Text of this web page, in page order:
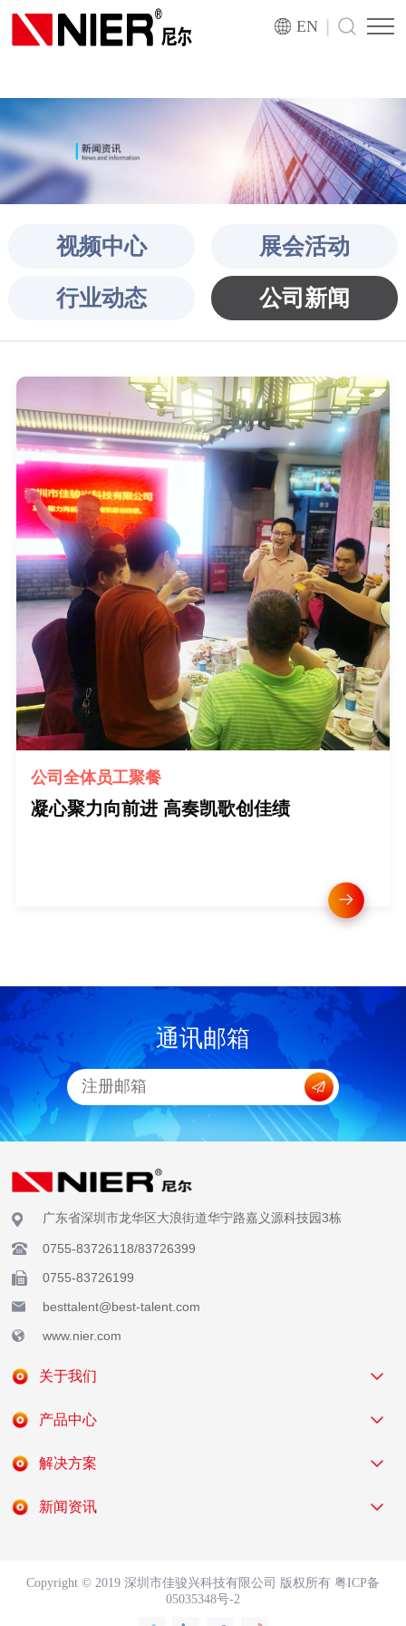
EN
视频中心 展会活动
行业动态 公司新闻
公司全体员工聚餐
凝心聚力向前进 高奏凯歌创佳绩
通讯邮箱
广东省深圳市龙华区大浪街道华宁路嘉义源科技园3栋
0755-83726118/83726399
0755-83726199
besttalent@best-talent.com
www.nier.com
关于我们
产品中心
解决方案
新闻资讯
Copyright © 2019 深圳市佳骏兴科技有限公司 版权所有 粤ICP备
05035348号-2